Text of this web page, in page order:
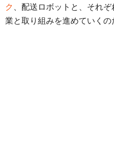
ク
、配送ロボットと、それ
業と取り組みを進めていくの